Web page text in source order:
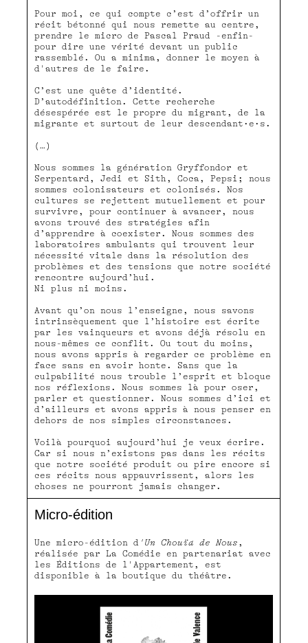
Pour moi, ce qui compte c’est d’offrir un
récit bétonné qui nous remette au centre,
prendre le micro de Pascal Praud -enﬁn-
pour dire une vérité devant un public
rassemblé. Ou a minima, donner le moyen à
d'autres de le faire.
C’est une quête d’identité.
D’autodéﬁnition. Cette recherche
désespérée est le propre du migrant, de la
migrante et surtout de leur descendant·e·s.
(…)
Nous sommes la génération Gryffondor et
Serpentard, Jedi et Sith, Coca, Pepsi; nous
sommes colonisateurs et colonisés. Nos
cultures se rejettent mutuellement et pour
survivre, pour continuer à avancer, nous
avons trouvé des stratégies aﬁn
d’apprendre à coexister. Nous sommes des
laboratoires ambulants qui trouvent leur
nécessité vitale dans la résolution des
problèmes et des tensions que notre société
rencontre aujourd’hui.
Ni plus ni moins.
Avant qu’on nous l’enseigne, nous savons
intrinsèquement que l’histoire est écrite
par les vainqueurs et avons déjà résolu en
nous-mêmes ce conﬂit. Ou tout du moins,
nous avons appris à regarder ce problème en
face sans en avoir honte. Sans que la
culpabilité nous trouble l’esprit et bloque
nos réﬂexions. Nous sommes là pour oser,
parler et questionner. Nous sommes d’ici et
d’ailleurs et avons appris à nous penser en
dehors de nos simples circonstances.
Voilà pourquoi aujourd’hui je veux écrire.
Car si nous n’existons pas dans les récits
que notre société produit ou pire encore si
ces récits nous appauvrissent, alors les
choses ne pourront jamais changer.
Micro-édition
Une micro-édition d 'Un Chouïa de Nous ,
réalisée par La Comédie en partenariat avec
les Éditions de l'Appartement, est
disponible à la boutique du théâtre.